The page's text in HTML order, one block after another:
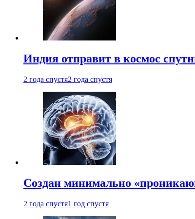
Индия отправит в космос
2 года спустя2 года спустя
Создан минимально
2 года спустя1 год спустя